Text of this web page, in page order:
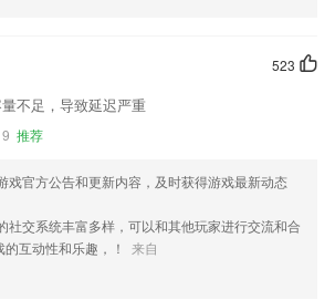
523
不足，导致延迟严重
推荐
戏官方公告和更新内容，及时获得游戏最新动态
社交系统丰富多样，可以和其他玩家进行交流和合
互动性和乐趣，！
来自